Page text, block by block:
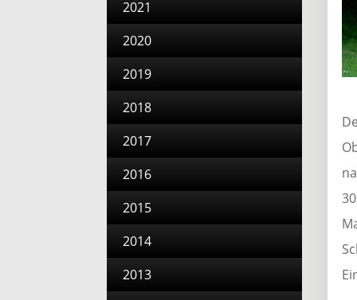
2021
2020
2019
2018
2017
2016
2015
2014
2013